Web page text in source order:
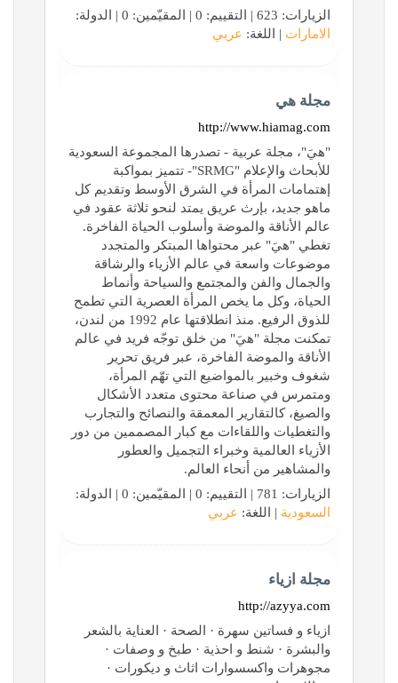
الزيارات: 623 | التقييم: 0 | المقيّمين: 0 | الدولة:
الامارات | اللغة: عربي
مجلة هي
http://www.hiamag.com
"هيَ"، مجلة عربية - تصدرها المجموعة السعودية
للأبحاث والإعلام "SRMG"- تتميز بمواكبة
إهتمامات المرأة في الشرق الأوسط وتقديم كل
ماهو جديد، بإرث عريق يمتد لنحو ثلاثة عقود في
عالم الأناقة والموضة وأسلوب الحياة الفاخرة.
تغطي "هيَ" عبر محتواها المبتكر والمتجدد
موضوعات واسعة في عالم الأزياء والرشاقة
والجمال والفن والمجتمع والسياحة وأنماط
الحياة، وكل ما يخص المرأة العصرية التي تطمح
للذوق الرفيع. منذ انطلاقتها عام 1992 من لندن،
تمكنت مجلة "هيَ" من خلق توجّه فريد في عالم
الأناقة والموضة الفاخرة، عبر فريق تحرير
شغوف وخبير بالمواضيع التي تهّم المرأة،
ومتمرس في صناعة محتوى متعدد الأشكال
والصيغ، كالتقارير المعمقة والنصائح والتجارب
والتغطيات واللقاءات مع كبار المصممين من دور
الأزياء العالمية وخبراء التجميل والعطور
والمشاهير من أنحاء العالم.
الزيارات: 781 | التقييم: 0 | المقيّمين: 0 | الدولة:
السعودية | اللغة: عربي
مجلة ازياء
http://azyya.com
ازياء و فساتين سهرة · الصحة · العناية بالشعر
والبشرة · شنط و احذية · طبخ و وصفات ·
مجوهرات واكسسوارات اثاث و ديكورات ·